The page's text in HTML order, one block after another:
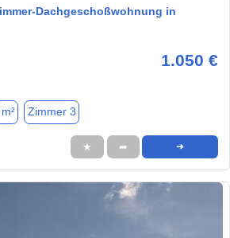
Dachgeschoßwohnung in
1.050 €
Zimmer 3
★ ➦ ➜